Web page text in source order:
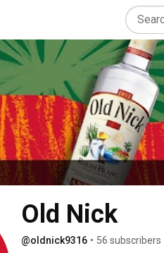
Old Nick
@oldnick9316 • 56 subscribers